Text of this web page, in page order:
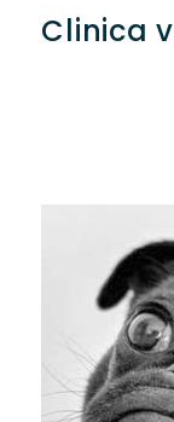
Clinica